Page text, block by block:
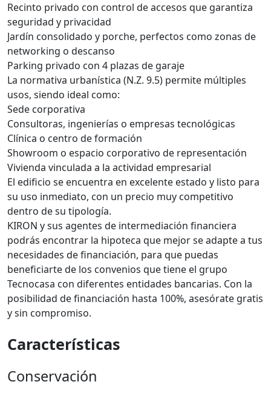
Recinto privado con control de accesos que garantiza
seguridad y privacidad
Jardín consolidado y porche, perfectos como zonas de
networking o descanso
Parking privado con 4 plazas de garaje
La normativa urbanística (N.Z. 9.5) permite múltiples
usos, siendo ideal como:
Sede corporativa
Consultoras, ingenierías o empresas tecnológicas
Clínica o centro de formación
Showroom o espacio corporativo de representación
Vivienda vinculada a la actividad empresarial
El edificio se encuentra en excelente estado y listo para
su uso inmediato, con un precio muy competitivo
dentro de su tipología.
KIRON y sus agentes de intermediación financiera
podrás encontrar la hipoteca que mejor se adapte a tus
necesidades de financiación, para que puedas
beneficiarte de los convenios que tiene el grupo
Tecnocasa con diferentes entidades bancarias. Con la
posibilidad de financiación hasta 100%, asesórate gratis
y sin compromiso.
Características
Conservación